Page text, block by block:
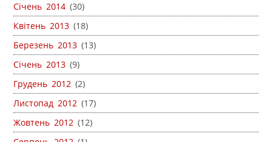
Січень 2014 (30)
Квітень 2013 (18)
Березень 2013 (13)
Січень 2013 (9)
Грудень 2012 (2)
Листопад 2012 (17)
Жовтень 2012 (12)